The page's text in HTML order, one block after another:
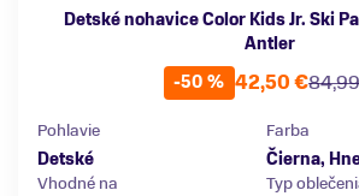
Detské nohavice Color Kids Jr. Ski
Antler
-50 % 42,50 €
Pohlavie
Detské
Farba
Čierna,
Vhodné na
Typ